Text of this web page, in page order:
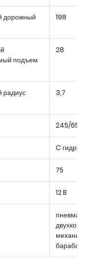
дорожный
198
подъем
28
3,7
245/65 R17
C
75
12 B
механизмы